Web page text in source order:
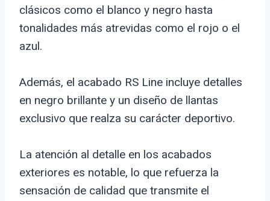
clásicos como el blanco y negro hasta
tonalidades más atrevidas como el rojo o el
azul.
Además, el acabado RS Line incluye detalles
en negro brillante y un diseño de llantas
exclusivo que realza su carácter deportivo.
La atención al detalle en los acabados
exteriores es notable, lo que refuerza la
sensación de calidad que transmite el